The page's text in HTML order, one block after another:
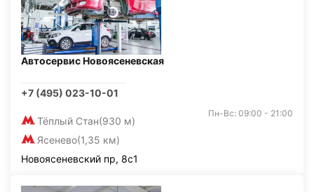
Автосервис Новоясеневская
+7 (495) 023-10-01
Тёплый Стан(930 м)
Ясенево(1,35 км)
Пн-Вс: 09:00 - 21:00
Новоясеневский пр, 8с1